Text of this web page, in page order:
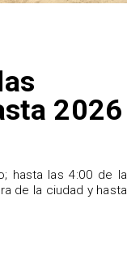
2026
hasta las 4:00 de la
de la ciudad y hasta